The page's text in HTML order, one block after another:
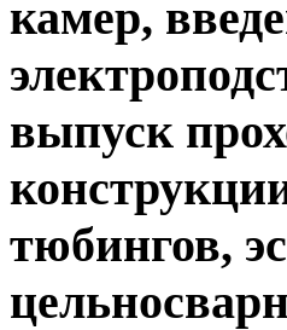
камер,
выпуск
тюбингов,